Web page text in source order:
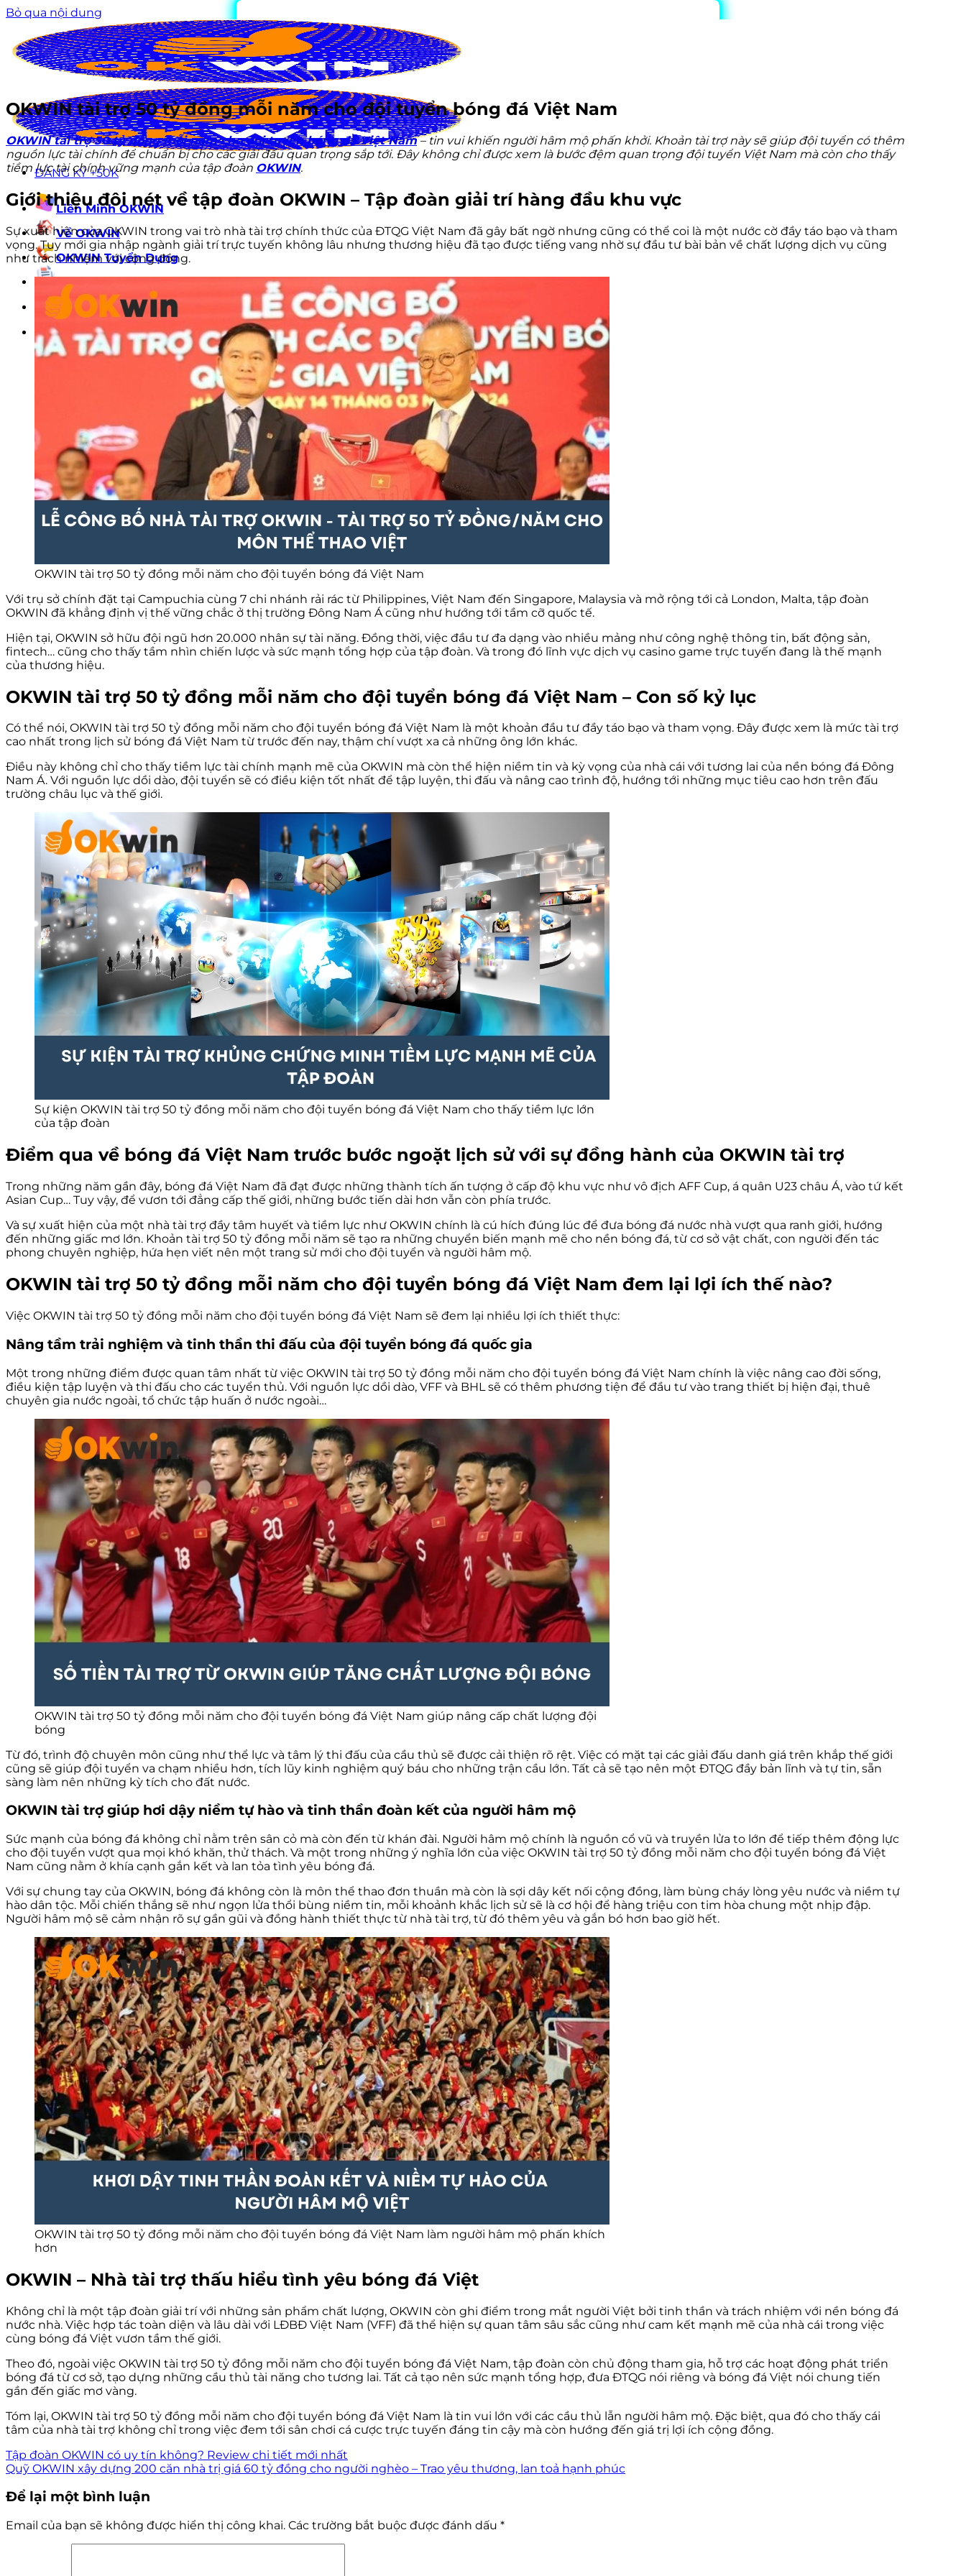
Bỏ qua nội dung
ĐĂNG KÝ +50K
Liên Minh OKWIN
Về OKWIN
OKWIN Tuyển Dụng
Tin Tức
ĐĂNG KÝ +50K
OKWIN tài trợ 50 tỷ đồng mỗi năm cho đội tuyển bóng đá Việt Nam
OKWIN tài trợ 50 tỷ đồng mỗi năm cho đội tuyển bóng đá Việt Nam– tin vui khiến người hâm mộ phấn khởi. Khoản tài trợ này sẽ giúp đội tuyển có thêm
nguồn lực tài chính để chuẩn bị cho các giải đấu quan trọng sắp tới. Đây không chỉ được xem là bước đệm quan trọng đội tuyển Việt Nam mà còn cho thấy
tiềm lực tài chính vững mạnh của tập đoàn OKWIN.
Giới thiệu đôi nét về tập đoàn OKWIN – Tập đoàn giải trí hàng đầu khu vực
Sự xuất hiện của OKWIN trong vai trò nhà tài trợ chính thức của ĐTQG Việt Nam đã gây bất ngờ nhưng cũng có thể coi là một nước cờ đầy táo bạo và tham
vọng. Tuy mới gia nhập ngành giải trí trực tuyến không lâu nhưng thương hiệu đã tạo được tiếng vang nhờ sự đầu tư bài bản về chất lượng dịch vụ cũng
như trách nhiệm với cộng đồng.
OKWIN tài trợ 50 tỷ đồng mỗi năm cho đội tuyển bóng đá Việt Nam
Với trụ sở chính đặt tại Campuchia cùng 7 chi nhánh rải rác từ Philippines, Việt Nam đến Singapore, Malaysia và mở rộng tới cả London, Malta, tập đoàn
OKWIN đã khẳng định vị thế vững chắc ở thị trường Đông Nam Á cũng như hướng tới tầm cỡ quốc tế.
Hiện tại, OKWIN sở hữu đội ngũ hơn 20.000 nhân sự tài năng. Đồng thời, việc đầu tư đa dạng vào nhiều mảng như công nghệ thông tin, bất động sản,
fintech… cũng cho thấy tầm nhìn chiến lược và sức mạnh tổng hợp của tập đoàn. Và trong đó lĩnh vực dịch vụ casino game trực tuyến đang là thế mạnh
của thương hiệu.
OKWIN tài trợ 50 tỷ đồng mỗi năm cho đội tuyển bóng đá Việt Nam – Con số kỷ lục
Có thể nói, OKWIN tài trợ 50 tỷ đồng mỗi năm cho đội tuyển bóng đá Việt Nam là một khoản đầu tư đầy táo bạo và tham vọng. Đây được xem là mức tài trợ
cao nhất trong lịch sử bóng đá Việt Nam từ trước đến nay, thậm chí vượt xa cả những ông lớn khác.
Điều này không chỉ cho thấy tiềm lực tài chính mạnh mẽ của OKWIN mà còn thể hiện niềm tin và kỳ vọng của nhà cái với tương lai của nền bóng đá Đông
Nam Á. Với nguồn lực dồi dào, đội tuyển sẽ có điều kiện tốt nhất để tập luyện, thi đấu và nâng cao trình độ, hướng tới những mục tiêu cao hơn trên đấu
trường châu lục và thế giới.
Sự kiện OKWIN tài trợ 50 tỷ đồng mỗi năm cho đội tuyển bóng đá Việt Nam cho thấy tiềm lực lớn
của tập đoàn
Điểm qua về bóng đá Việt Nam trước bước ngoặt lịch sử với sự đồng hành của OKWIN tài trợ
Trong những năm gần đây, bóng đá Việt Nam đã đạt được những thành tích ấn tượng ở cấp độ khu vực như vô địch AFF Cup, á quân U23 châu Á, vào tứ kết
Asian Cup… Tuy vậy, để vươn tới đẳng cấp thế giới, những bước tiến dài hơn vẫn còn phía trước.
Và sự xuất hiện của một nhà tài trợ đầy tâm huyết và tiềm lực như OKWIN chính là cú hích đúng lúc để đưa bóng đá nước nhà vượt qua ranh giới, hướng
đến những giấc mơ lớn. Khoản tài trợ 50 tỷ đồng mỗi năm sẽ tạo ra những chuyển biến mạnh mẽ cho nền bóng đá, từ cơ sở vật chất, con người đến tác
phong chuyên nghiệp, hứa hẹn viết nên một trang sử mới cho đội tuyển và người hâm mộ.
OKWIN tài trợ 50 tỷ đồng mỗi năm cho đội tuyển bóng đá Việt Nam đem lại lợi ích thế nào?
Việc OKWIN tài trợ 50 tỷ đồng mỗi năm cho đội tuyển bóng đá Việt Nam sẽ đem lại nhiều lợi ích thiết thực:
Nâng tầm trải nghiệm và tinh thần thi đấu của đội tuyển bóng đá quốc gia
Một trong những điểm được quan tâm nhất từ việc OKWIN tài trợ 50 tỷ đồng mỗi năm cho đội tuyển bóng đá Việt Nam chính là việc nâng cao đời sống,
điều kiện tập luyện và thi đấu cho các tuyển thủ. Với nguồn lực dồi dào, VFF và BHL sẽ có thêm phương tiện để đầu tư vào trang thiết bị hiện đại, thuê
chuyên gia nước ngoài, tổ chức tập huấn ở nước ngoài…
OKWIN tài trợ 50 tỷ đồng mỗi năm cho đội tuyển bóng đá Việt Nam giúp nâng cấp chất lượng đội
bóng
Từ đó, trình độ chuyên môn cũng như thể lực và tâm lý thi đấu của cầu thủ sẽ được cải thiện rõ rệt. Việc có mặt tại các giải đấu danh giá trên khắp thế giới
cũng sẽ giúp đội tuyển va chạm nhiều hơn, tích lũy kinh nghiệm quý báu cho những trận cầu lớn. Tất cả sẽ tạo nên một ĐTQG đầy bản lĩnh và tự tin, sẵn
sàng làm nên những kỳ tích cho đất nước.
OKWIN tài trợ giúp hơi dậy niềm tự hào và tinh thần đoàn kết của người hâm mộ
Sức mạnh của bóng đá không chỉ nằm trên sân cỏ mà còn đến từ khán đài. Người hâm mộ chính là nguồn cổ vũ và truyền lửa to lớn để tiếp thêm động lực
cho đội tuyển vượt qua mọi khó khăn, thử thách. Và một trong những ý nghĩa lớn của việc OKWIN tài trợ 50 tỷ đồng mỗi năm cho đội tuyển bóng đá Việt
Nam cũng nằm ở khía cạnh gắn kết và lan tỏa tình yêu bóng đá.
Với sự chung tay của OKWIN, bóng đá không còn là môn thể thao đơn thuần mà còn là sợi dây kết nối cộng đồng, làm bùng cháy lòng yêu nước và niềm tự
hào dân tộc. Mỗi chiến thắng sẽ như ngọn lửa thổi bùng niềm tin, mỗi khoảnh khắc lịch sử sẽ là cơ hội để hàng triệu con tim hòa chung một nhịp đập.
Người hâm mộ sẽ cảm nhận rõ sự gần gũi và đồng hành thiết thực từ nhà tài trợ, từ đó thêm yêu và gắn bó hơn bao giờ hết.
OKWIN tài trợ 50 tỷ đồng mỗi năm cho đội tuyển bóng đá Việt Nam làm người hâm mộ phấn khích
hơn
OKWIN – Nhà tài trợ thấu hiểu tình yêu bóng đá Việt
Không chỉ là một tập đoàn giải trí với những sản phẩm chất lượng, OKWIN còn ghi điểm trong mắt người Việt bởi tinh thần và trách nhiệm với nền bóng đá
nước nhà. Việc hợp tác toàn diện và lâu dài với LĐBĐ Việt Nam (VFF) đã thể hiện sự quan tâm sâu sắc cũng như cam kết mạnh mẽ của nhà cái trong việc
cùng bóng đá Việt vươn tầm thế giới.
Theo đó, ngoài việc OKWIN tài trợ 50 tỷ đồng mỗi năm cho đội tuyển bóng đá Việt Nam, tập đoàn còn chủ động tham gia, hỗ trợ các hoạt động phát triển
bóng đá từ cơ sở, tạo dựng những cầu thủ tài năng cho tương lai. Tất cả tạo nên sức mạnh tổng hợp, đưa ĐTQG nói riêng và bóng đá Việt nói chung tiến
gần đến giấc mơ vàng.
Tóm lại, OKWIN tài trợ 50 tỷ đồng mỗi năm cho đội tuyển bóng đá Việt Nam là tin vui lớn với các cầu thủ lẫn người hâm mộ. Đặc biệt, qua đó cho thấy cái
tâm của nhà tài trợ không chỉ trong việc đem tới sân chơi cá cược trực tuyến đáng tin cậy mà còn hướng đến giá trị lợi ích cộng đồng.
Tập đoàn OKWIN có uy tín không? Review chi tiết mới nhất
Quỹ OKWIN xây dựng 200 căn nhà trị giá 60 tỷ đồng cho người nghèo – Trao yêu thương, lan toả hạnh phúc
Để lại một bình luận
Email của bạn sẽ không được hiển thị công khai. Các trường bắt buộc được đánh dấu *